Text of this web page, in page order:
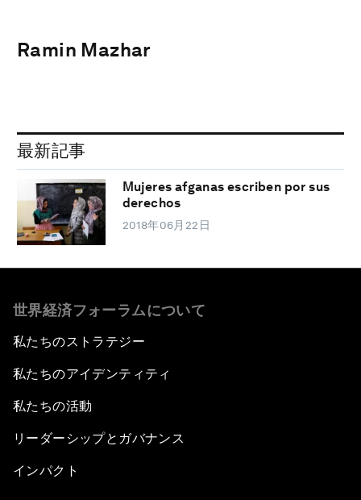
Ramin Mazhar
最新記事
Mujeres afganas escriben por sus
derechos
2018年06月22日
世界経済フォーラムについて
私たちのストラテジー
私たちのアイデンティティ
私たちの活動
リーダーシップとガバナンス
インパクト